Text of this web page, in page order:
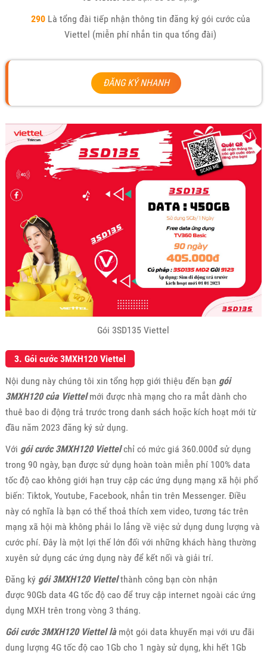
290Là tổng đài tiếp nhận thông tin đăng ký gói cước của
Viettel (miễn phí nhắn tin qua tổng đài)
ĐĂNG KÝ NHANH
Gói 3SD135 Viettel
3. Gói cước 3MXH120 Viettel
Nội dung này chúng tôi xin tổng hợp giới thiệu đến bạn gói
3MXH120 của Viettelmới được nhà mạng cho ra mắt dành cho
thuê bao di động trả trước trong danh sách hoặc kích hoạt mới từ
đầu năm 2023 đăng ký sử dụng.
Với gói cước 3MXH120 Viettelchỉ có mức giá 360.000đ sử dụng
trong 90 ngày, bạn được sử dụng hoàn toàn miễn phí 100% data
tốc độ cao không giới hạn truy cập các ứng dụng mạng xã hội phổ
biến: Tiktok, Youtube, Facebook, nhắn tin trên Messenger. Điều
này có nghĩa là bạn có thể thoả thích xem video, tương tác trên
mạng xã hội mà không phải lo lắng về việc sử dụng dung lượng và
cước phí. Đây là một lợi thế lớn đối với những khách hàng thường
xuyên sử dụng các ứng dụng này để kết nối và giải trí.
Đăng ký gói 3MXH120 Viettelthành công bạn còn nhận
được 90Gb data 4G tốc độ cao để truy cập internet ngoài các ứng
dụng MXH trên trong vòng 3 tháng.
Gói cước 3MXH120 Viettel làmột gói data khuyến mại với ưu đãi
dung lượng 4G tốc độ cao 1Gb cho 1 ngày sử dụng, khi hết 1Gb